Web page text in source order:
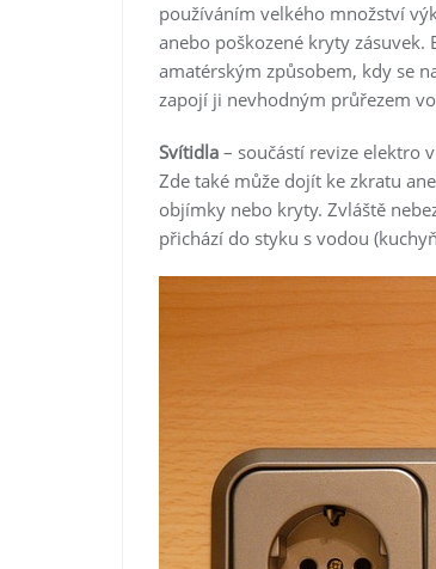
používáním velkého množství
anebo poškozené kryty
amatérským způsobem, kdy se
zapojí ji nevhodným průřezem
Svítidla – součástí revize elektro
Zde také může dojít ke zkratu
objímky nebo kryty. Zvláště
přichází do styku s vodou